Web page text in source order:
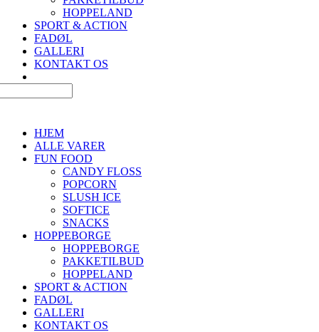
HOPPELAND
SPORT & ACTION
FADØL
GALLERI
KONTAKT OS
HJEM
ALLE VARER
FUN FOOD
CANDY FLOSS
POPCORN
SLUSH ICE
SOFTICE
SNACKS
HOPPEBORGE
HOPPEBORGE
PAKKETILBUD
HOPPELAND
SPORT & ACTION
FADØL
GALLERI
KONTAKT OS